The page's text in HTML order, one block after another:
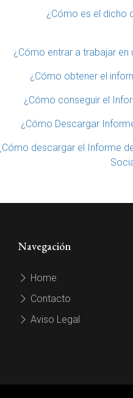
¿Cómo es el dicho
¿Cómo entrar a trabajar en
¿Cómo obtener el
¿Cómo conseguir el
¿Cómo Descargar
descargar el Informe
Navegación
Home
Contacto
Aviso Legal